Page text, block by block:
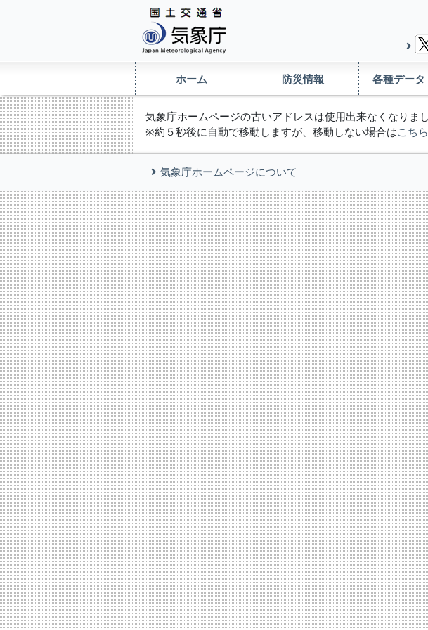
ホーム 防災情報 各種データ
気象庁ホームページの古いアドレスは使用出来なくなりまし
※約５秒後に自動で移動しますが、移動しない場合はこちら
気象庁ホームページについて